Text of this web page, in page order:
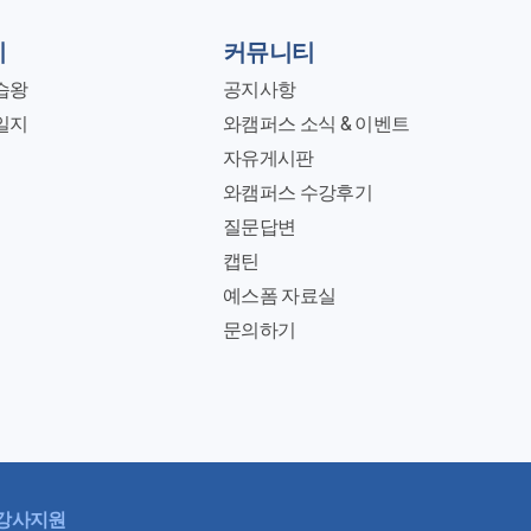
왕
지
커뮤니티
공지사항
와캠퍼스 소식 & 이벤트
자유게시판
와캠퍼스 수강후기
질문답변
캡틴
예스폼 자료실
문의하기
사지원